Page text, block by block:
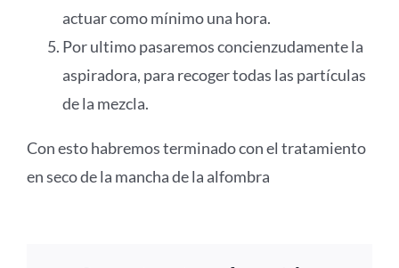
actuar como mínimo una hora.
Por ultimo pasaremos concienzudamente la
aspiradora, para recoger todas las partículas
de la mezcla.
Con esto habremos terminado con el tratamiento
en seco de la mancha de la alfombra